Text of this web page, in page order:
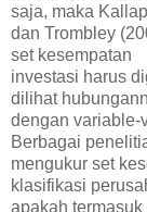
saja, maka
dan Trombley
set kesempatan
investasi harus
dilihat
dengan variable-
Berbagai
mengukur set
klasifikasi
apakah